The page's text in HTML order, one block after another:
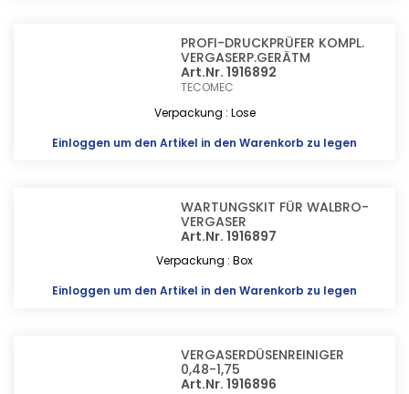
PROFI-DRUCKPRÜFER KOMPL.
VERGASERP.GERÄTM
Art.Nr. 1916892
TECOMEC
Verpackung : Lose
Einloggen um den Artikel in den Warenkorb zu legen
WARTUNGSKIT FÜR WALBRO-
VERGASER
Art.Nr. 1916897
Verpackung : Box
Einloggen um den Artikel in den Warenkorb zu legen
VERGASERDÜSENREINIGER
0,48-1,75
Art.Nr. 1916896